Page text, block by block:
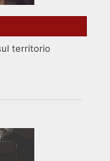
territorio